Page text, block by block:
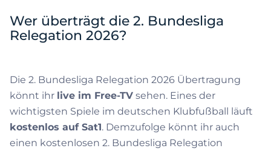
Wer überträgt die 2. Bundesliga
Relegation 2026?
Die 2. Bundesliga Relegation 2026 Übertragung
könnt ihr live im Free-TV sehen. Eines der
wichtigsten Spiele im deutschen Klubfußball läuft
kostenlos auf Sat1. Demzufolge könnt ihr auch
einen kostenlosen 2. Bundesliga Relegation